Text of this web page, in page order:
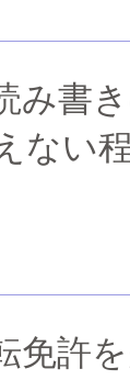
み書
ない程
免許